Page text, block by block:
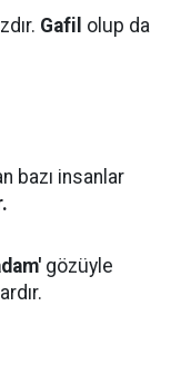
Gafil olup da
bazı insanlar
gözüyle